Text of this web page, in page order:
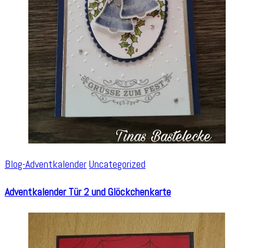
Blog-AdventkalenderUncategorized
Adventkalender Tür 2 und Glöckchenkarte